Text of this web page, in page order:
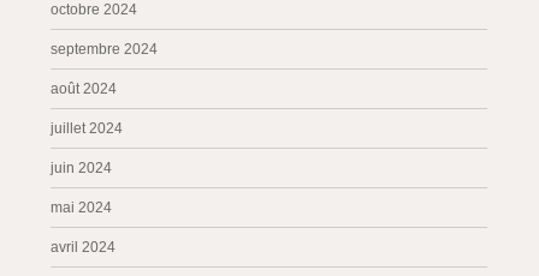
octobre 2024
septembre 2024
août 2024
juillet 2024
juin 2024
mai 2024
avril 2024